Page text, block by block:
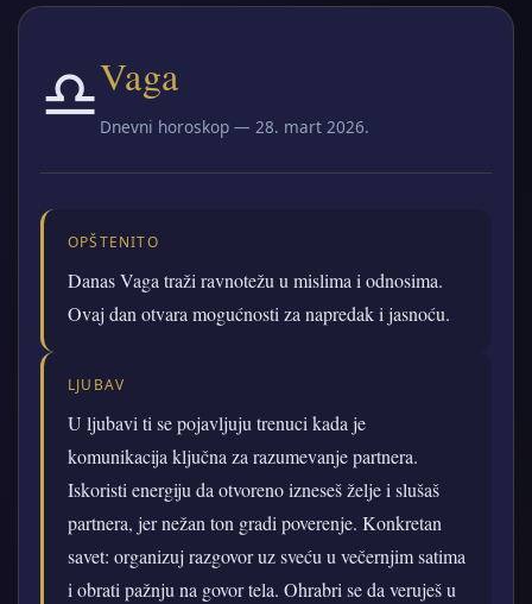
♎Vaga
Dnevni horoskop — 28. mart 2026.
OPŠTENITO
Danas Vaga traži ravnotežu u mislima i odnosima.
Ovaj dan otvara mogućnosti za napredak i jasnoću.
LJUBAV
U ljubavi ti se pojavljuju trenuci kada je
komunikacija ključna za razumevanje partnera.
Iskoristi energiju da otvoreno izneseš želje i slušaš
partnera, jer nežan ton gradi poverenje. Konkretan
savet: organizuj razgovor uz sveću u večernjim satima
i obrati pažnju na govor tela. Ohrabri se da veruješ u